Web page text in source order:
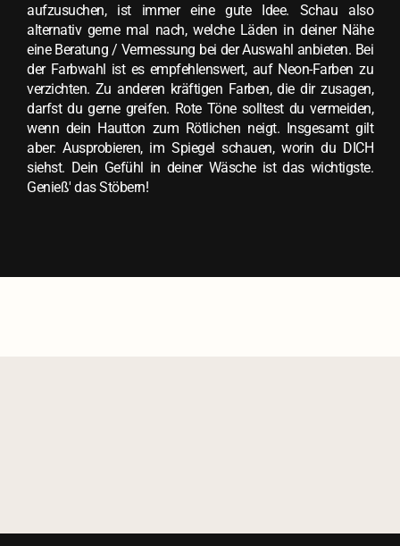
aufzusuchen, ist immer eine gute Idee. Schau also
alternativ gerne mal nach, welche Läden in deiner Nähe
eine Beratung / Vermessung bei der Auswahl anbieten. Bei
der Farbwahl ist es empfehlenswert, auf Neon-Farben zu
verzichten. Zu anderen kräftigen Farben, die dir zusagen,
darfst du gerne greifen. Rote Töne solltest du vermeiden,
wenn dein Hautton zum Rötlichen neigt. Insgesamt gilt
aber: Ausprobieren, im Spiegel schauen, worin du DICH
siehst. Dein Gefühl in deiner Wäsche ist das wichtigste.
Genieß' das Stöbern!